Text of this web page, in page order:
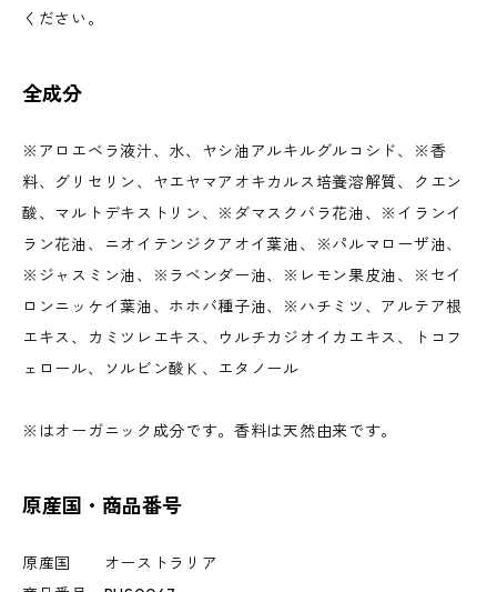
ください。
全成分
※アロエベラ液汁、水、ヤシ油アルキルグルコシド、※香
料、グリセリン、ヤエヤマアオキカルス培養溶解質、クエン
酸、マルトデキストリン、※ダマスクバラ花油、※イランイ
ラン花油、ニオイテンジクアオイ葉油、※パルマローザ油、
※ジャスミン油、※ラベンダー油、※レモン果皮油、※セイ
ロンニッケイ葉油、ホホバ種子油、※ハチミツ、アルテア根
エキス、カミツレエキス、ウルチカジオイカエキス、トコフ
ェロール、ソルビン酸Ｋ、エタノール
※はオーガニック成分です。香料は天然由来です。
原産国・商品番号
原産国 オーストラリア